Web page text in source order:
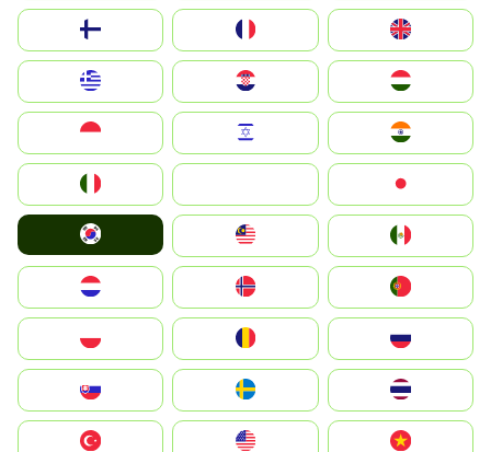
United Kingdom
Magyarország
South Korea
United States